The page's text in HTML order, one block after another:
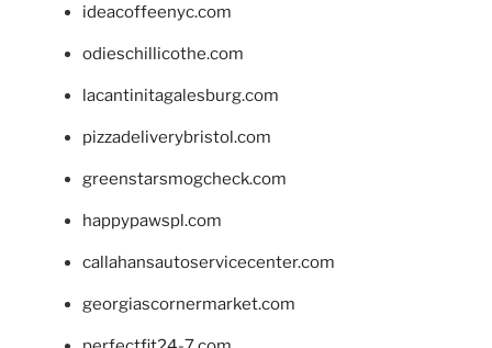
ideacoffeenyc.com
odieschillicothe.com
lacantinitagalesburg.com
pizzadeliverybristol.com
greenstarsmogcheck.com
happypawspl.com
callahansautoservicecenter.com
georgiascornermarket.com